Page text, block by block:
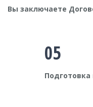
Вы заключаете
05